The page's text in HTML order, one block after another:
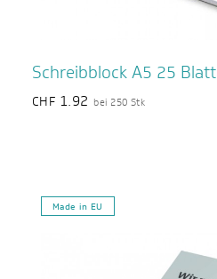
Schreibblock A5 25 Blatt
CHF 1.92 bei 250 Stk
Made in EU